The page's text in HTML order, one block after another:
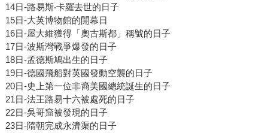
14日-路易斯‧卡羅去世的日子
15日-大英博物館的開幕日
16日-屋大維獲得「奧古斯都」稱號的日子
17日-波斯灣戰爭爆發的日子
18日-孟德斯鳩出生的日子
19日-德國飛船對英國發動空襲的日子
20日-史上第一位非裔美國總統誕生的日子
21日-法王路易十六被處死的日子
22日-吳哥窟被發現的日子
23日-隋朝完成永濟渠的日子